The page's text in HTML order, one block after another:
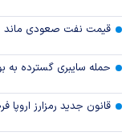
قیمت نفت صعودی ماند
حمله سایبری گسترده به
قانون جدید رمزارز اروپا